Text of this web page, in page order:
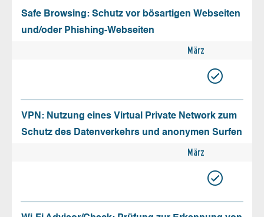
Safe Browsing: Schutz vor bösartigen Webseiten
und/oder Phishing-Webseiten
März
VPN: Nutzung eines Virtual Private Network zum
Schutz des Datenverkehrs und anonymen Surfen
März